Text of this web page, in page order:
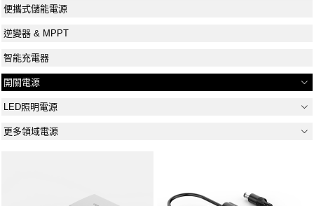
便攜式儲能電源
逆變器 & MPPT
智能充電器
開關電源
LED照明電源
更多領域電源